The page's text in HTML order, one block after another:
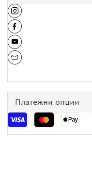
Платежни опции